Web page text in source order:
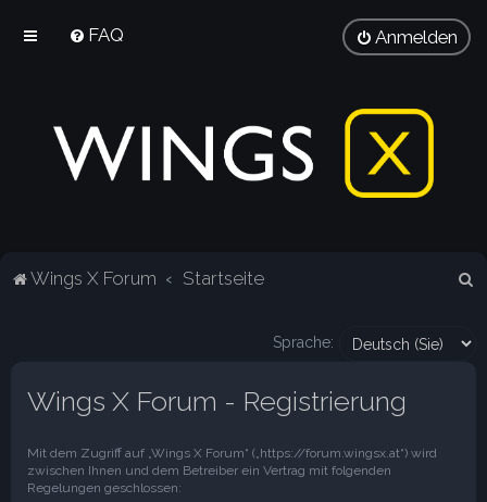
FAQ Anmelden
Wings X Forum Startseite
Sprache:
Wings X Forum - Registrierung
Mit dem Zugriff auf „Wings X Forum“ („https://forum.wingsx.at“) wird
zwischen Ihnen und dem Betreiber ein Vertrag mit folgenden
Regelungen geschlossen: